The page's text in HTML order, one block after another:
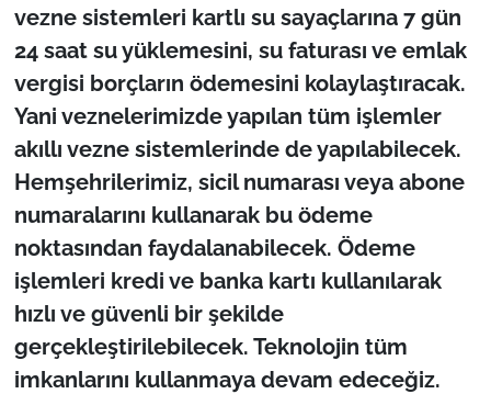
vezne sistemleri kartlı su sayaçlarına 7 gün
24 saat su yüklemesini, su faturası ve emlak
vergisi borçların ödemesini kolaylaştıracak.
Yani veznelerimizde yapılan tüm işlemler
akıllı vezne sistemlerinde de yapılabilecek.
Hemşehrilerimiz, sicil numarası veya abone
numaralarını kullanarak bu ödeme
noktasından faydalanabilecek. Ödeme
işlemleri kredi ve banka kartı kullanılarak
hızlı ve güvenli bir şekilde
gerçekleştirilebilecek. Teknolojin tüm
imkanlarını kullanmaya devam edeceğiz.
Canlı Maç
Genel-A
Gündem-Eğitim